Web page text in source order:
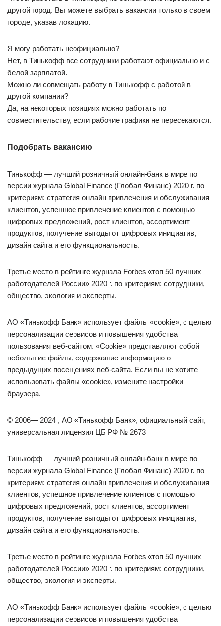
другой город. Вы можете выбрать вакансии только в своем
городе, указав локацию.
Я могу работать неофициально?
Нет, в Тинькофф все сотрудники работают официально и с
белой зарплатой.
Можно ли совмещать работу в Тинькофф с работой в
другой компании?
Да, на некоторых позициях можно работать по
совместительству, если рабочие графики не пересекаются.
Подобрать вакансию
Тинькофф — лучший розничный онлайн-банк в мире по
версии журнала Global Finance (Глобал Финанс) 2020 г. по
критериям: стратегия онлайн привлечения и обслуживания
клиентов, успешное привлечение клиентов с помощью
цифровых предложений, рост клиентов, ассортимент
продуктов, получение выгоды от цифровых инициатив,
дизайн сайта и его функциональность.
Третье место в рейтинге журнала Forbes «топ 50 лучших
работодателей России» 2020 г. по критериям: сотрудники,
общество, экология и эксперты.
АО «Тинькофф Банк» использует файлы «cookie», с целью
персонализации сервисов и повышения удобства
пользования веб-сайтом. «Cookie» представляют собой
небольшие файлы, содержащие информацию о
предыдущих посещениях веб-сайта. Если вы не хотите
использовать файлы «cookie», измените настройки
браузера.
© 2006— 2024 , АО «Тинькофф Банк», официальный сайт,
универсальная лицензия ЦБ РФ № 2673
Тинькофф — лучший розничный онлайн-банк в мире по
версии журнала Global Finance (Глобал Финанс) 2020 г. по
критериям: стратегия онлайн привлечения и обслуживания
клиентов, успешное привлечение клиентов с помощью
цифровых предложений, рост клиентов, ассортимент
продуктов, получение выгоды от цифровых инициатив,
дизайн сайта и его функциональность.
Третье место в рейтинге журнала Forbes «топ 50 лучших
работодателей России» 2020 г. по критериям: сотрудники,
общество, экология и эксперты.
АО «Тинькофф Банк» использует файлы «cookie», с целью
персонализации сервисов и повышения удобства